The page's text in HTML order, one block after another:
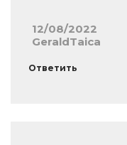
12/08/2022
GeraldTaica
Ответить